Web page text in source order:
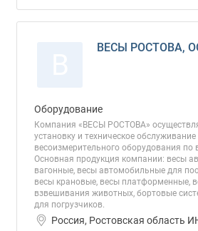
ВЕСЫ РОСТОВА,
Оборудование
Компания «ВЕСЫ РОСТОВА»
установку и техническое
весоизмерительного оборудования по
Основная продукция компании: весы
вагонные, весы автомобильные для
весы крановые, весы платформенные,
взвешивания животных, бортовые
для погрузчиков.
Россия, Ростовская область